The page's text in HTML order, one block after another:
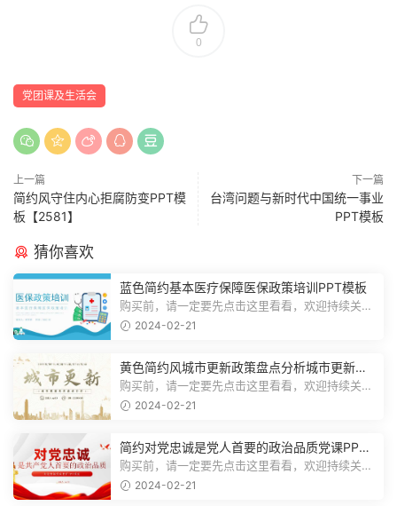
0
党团课及生活会
上一篇
简约风守住内心拒腐防变PPT模
板【2581】
下一篇
台湾问题与新时代中国统一事业
PPT模板
猜你喜欢
蓝色简约基本医疗保障医保政策培训PPT模板
购买前，请一定要先点击这里看看，欢迎持续关
注，精彩模板每天推送预览结束，一共2...
2024-02-21
黄色简约风城市更新政策盘点分析城市更新宣
传PPT模板
购买前，请一定要先点击这里看看，欢迎持续关
注，精彩模板每天推送预览结束，一共1...
2024-02-21
简约对党忠诚是党人首要的政治品质党课PPT
模板
购买前，请一定要先点击这里看看，欢迎持续关
注，精彩模板每天推送预览结束，一共1...
2024-02-21